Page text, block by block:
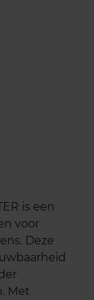
is een
voor
Deze
Met